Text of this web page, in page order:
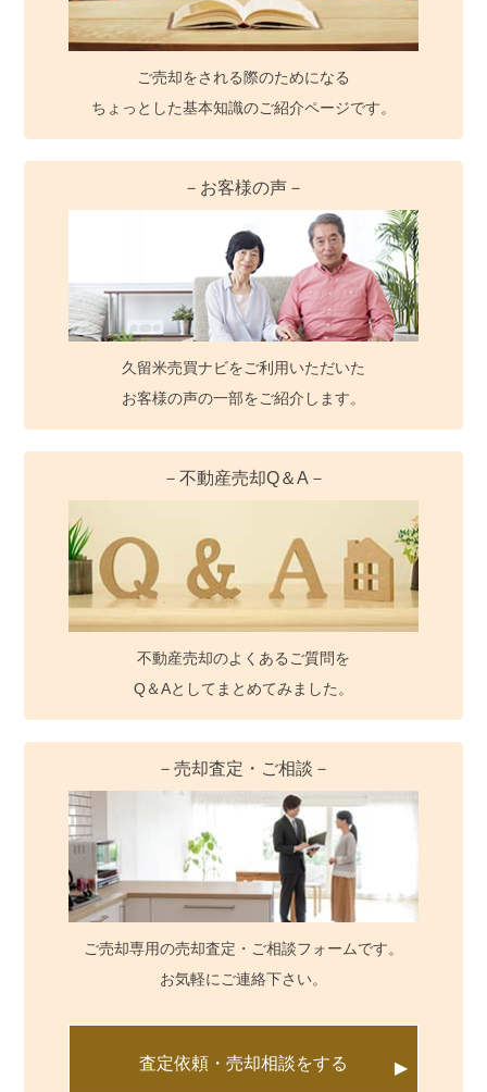
ご売却をされる際のためになる
ちょっとした基本知識のご紹介ページです。
－お客様の声－
久留米売買ナビをご利用いただいた
お客様の声の一部をご紹介します。
－不動産売却Q＆A－
不動産売却のよくあるご質問を
Q＆Aとしてまとめてみました。
－売却査定・ご相談－
ご売却専用の売却査定・ご相談フォームです。
お気軽にご連絡下さい。
査定依頼・売却相談をする ▶